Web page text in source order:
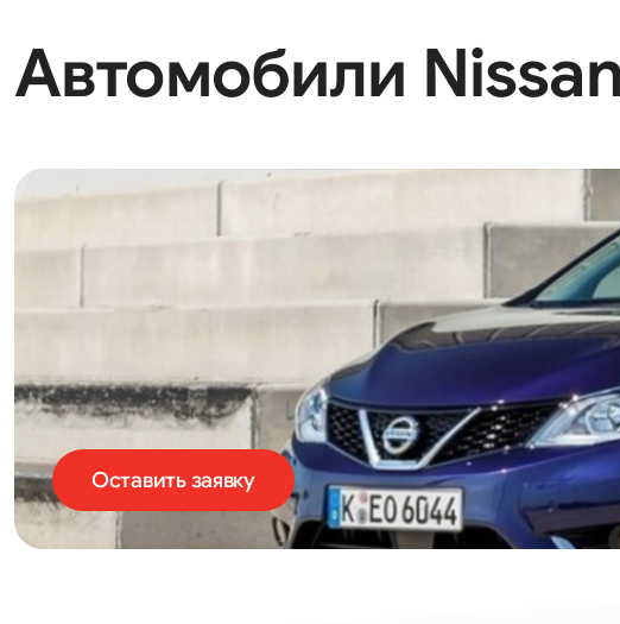
Автомобили
Оставить заявку